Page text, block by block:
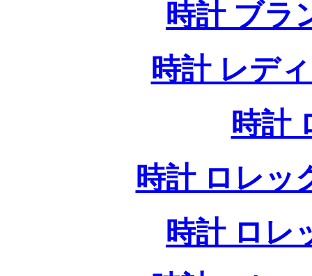
時計 ブラ
時計 レデ
時計
時計 ロレッ
時計 ロレ